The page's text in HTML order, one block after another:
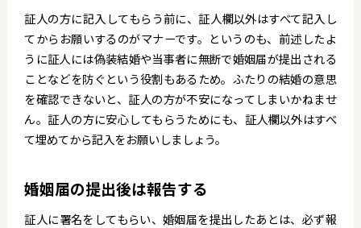
証人の方に記入してもらう前に、証人欄以外はすべて記入し
てからお願いするのがマナーです。というのも、前述したよ
うに証人には偽装結婚や当事者に無断で婚姻届が提出される
ことなどを防ぐという役割もあるため。ふたりの結婚の意思
を確認できないと、証人の方が不安になってしまいかねませ
ん。証人の方に安心してもらうためにも、証人欄以外はすべ
て埋めてから記入をお願いしましょう。
婚姻届の提出後は報告する
証人に署名をしてもらい、婚姻届を提出したあとは、必ず報